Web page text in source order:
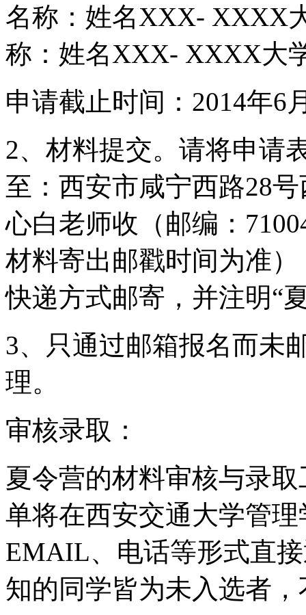
名称：姓名XXX- XXXX
称：姓名XXX- XXXX大
申请截止时间：2014年6
2、材料提交。请将申请
至：西安市咸宁西路28
心白老师收（邮编：
材料寄出邮戳时间为准
快递方式邮寄，并注明“
3、只通过邮箱报名而未
理。
审核录取：
夏令营的材料审核与录
单将在西安交通大学管
EMAIL、电话等形式直
知的同学皆为未入选者